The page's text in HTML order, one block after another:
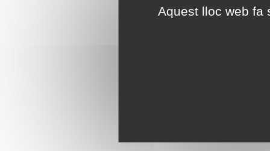
Aquest lloc web fa